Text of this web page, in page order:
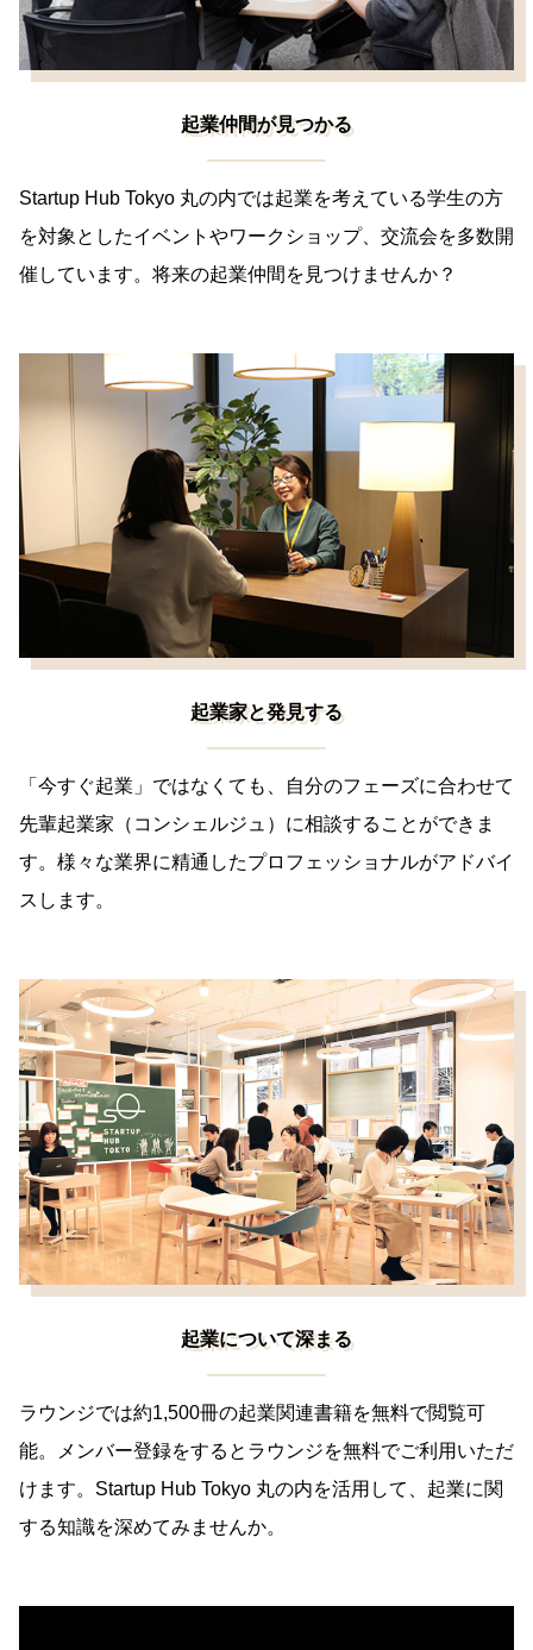
起業仲間が見つかる
Startup Hub Tokyo 丸の内では起業を考えている学生の方
を対象としたイベントやワークショップ、交流会を多数開
催しています。将来の起業仲間を見つけませんか？
起業家と発見する
「今すぐ起業」ではなくても、自分のフェーズに合わせて
先輩起業家（コンシェルジュ）に相談することができま
す。様々な業界に精通したプロフェッショナルがアドバイ
スします。
起業について深まる
ラウンジでは約1,500冊の起業関連書籍を無料で閲覧可
能。メンバー登録をするとラウンジを無料でご利用いただ
けます。Startup Hub Tokyo 丸の内を活用して、起業に関
する知識を深めてみませんか。